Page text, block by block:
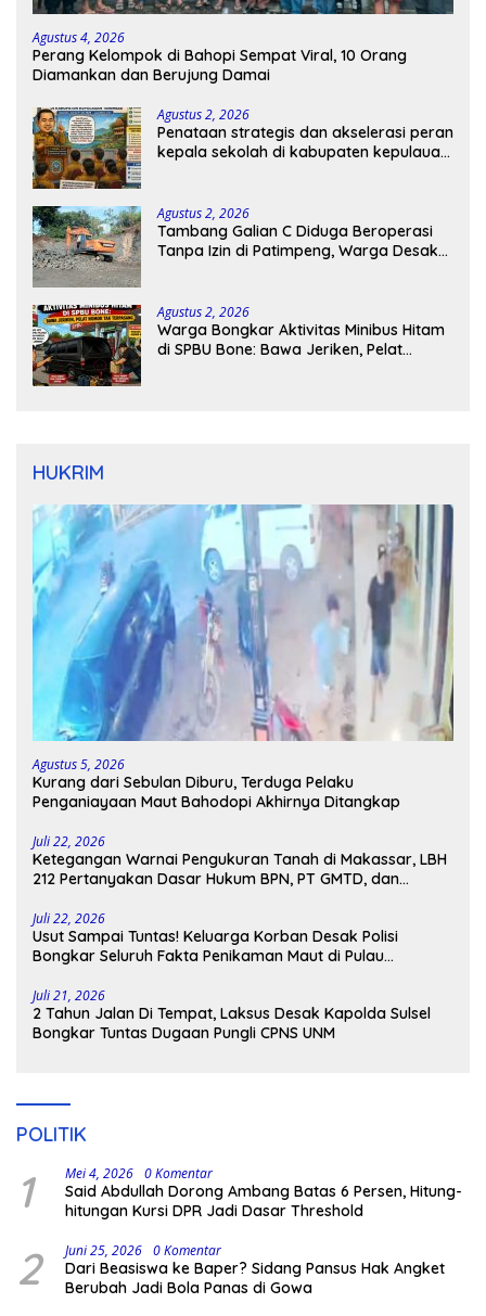
Agustus 4, 2026
Perang Kelompok di Bahopi Sempat Viral, 10 Orang
Diamankan dan Berujung Damai
Agustus 2, 2026
Penataan strategis dan akselerasi peran
kepala sekolah di kabupaten kepulauan
Agustus 2, 2026
Tambang Galian C Diduga Beroperasi
Tanpa Izin di Patimpeng, Warga Desak
Agustus 2, 2026
Warga Bongkar Aktivitas Minibus Hitam
di SPBU Bone: Bawa Jeriken, Pelat
HUKRIM
Agustus 5, 2026
Kurang dari Sebulan Diburu, Terduga Pelaku
Penganiayaan Maut Bahodopi Akhirnya Ditangkap
Juli 22, 2026
Ketegangan Warnai Pengukuran Tanah di Makassar, LBH
212 Pertanyakan Dasar Hukum BPN, PT GMTD, dan
Juli 22, 2026
Usut Sampai Tuntas! Keluarga Korban Desak Polisi
Bongkar Seluruh Fakta Penikaman Maut di Pulau
Juli 21, 2026
2 Tahun Jalan Di Tempat, Laksus Desak Kapolda Sulsel
Bongkar Tuntas Dugaan Pungli CPNS UNM
POLITIK
1 Mei 4, 2026 0 Komentar
Said Abdullah Dorong Ambang Batas 6 Persen, Hitung-
hitungan Kursi DPR Jadi Dasar Threshold
2 Juni 25, 2026 0 Komentar
Dari Beasiswa ke Baper? Sidang Pansus Hak Angket
Berubah Jadi Bola Panas di Gowa